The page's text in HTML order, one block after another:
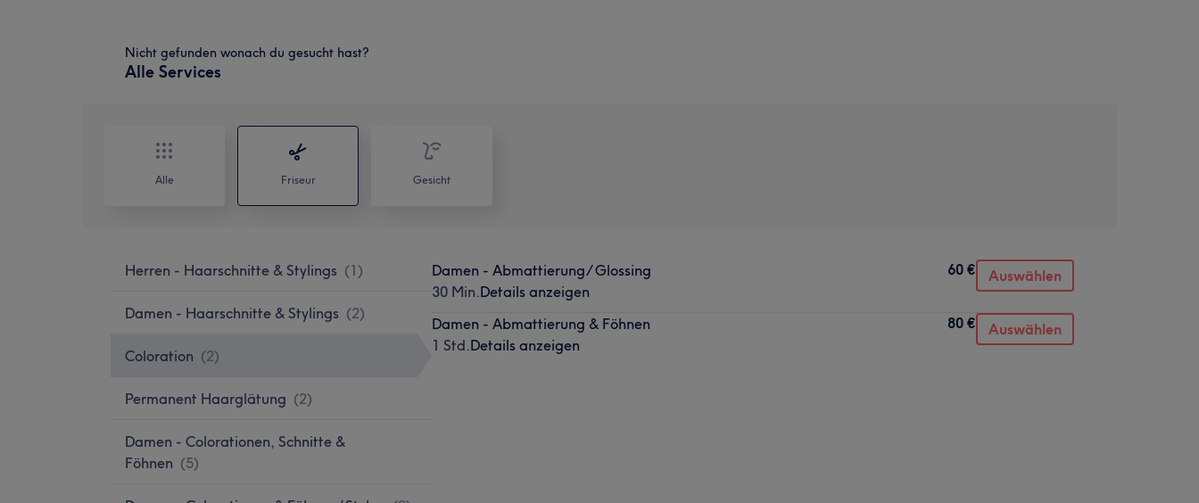
Nicht gefunden wonach du gesucht hast?
Alle Services
Alle Friseur Gesicht
Herren - Haarschnitte & Stylings (1)
Damen - Haarschnitte & Stylings (2)
Coloration (2)
Permanent Haarglätung (2)
Damen - Colorationen, Schnitte &
Föhnen (5)
Damen - Abmattierung/ Glossing
30 Min.Details anzeigen
60 € Auswählen
Damen - Abmattierung & Föhnen
1 Std.Details anzeigen
80 € Auswählen